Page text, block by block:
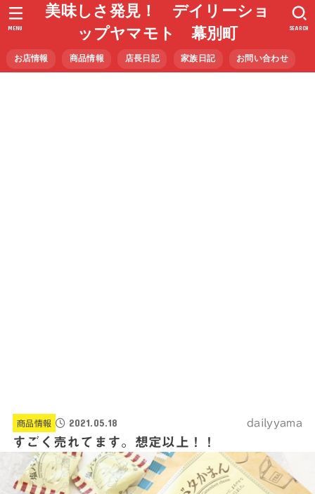
美味しさ発見！ デイリーショ
ップヤマモト 幕別町
お店情報 商品情報 店長日記 家族日記 お問い合わせ
SEARCH
MENU
商品情報 2021.05.18 dailyyama
すごく売れてます。想定以上！！